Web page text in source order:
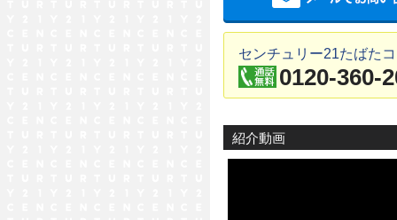
センチュリー21たばた
0120-360-
紹介動画